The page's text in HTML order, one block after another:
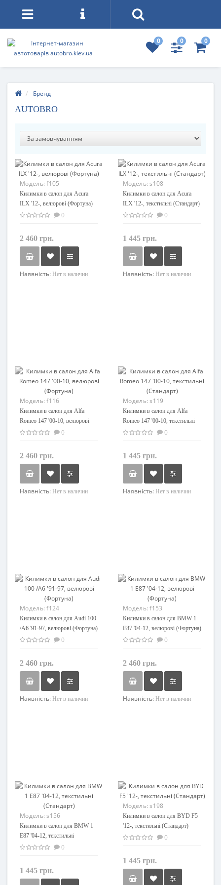
0 0 0
Бренд
AUTOBRO
Модель:f105
Килимки в салон для Acura
ILX '12-, велюрові (Фортуна)
0
2 460 грн.
Наявність: Нет в наличии
Модель:s108
Килимки в салон для Acura
ILX '12-, текстильні (Стандарт)
0
1 445 грн.
Наявність: Нет в наличии
Модель:f116
Килимки в салон для Alfa
Romeo 147 '00-10, велюрові
(Фортуна)
0
2 460 грн.
Наявність: Нет в наличии
Модель:s119
Килимки в салон для Alfa
Romeo 147 '00-10, текстильні
(Стандарт)
0
1 445 грн.
Наявність: Нет в наличии
Модель:f124
Килимки в салон для Audi 100
/A6 '91-97, велюрові (Фортуна)
0
2 460 грн.
Наявність: Нет в наличии
Модель:f153
Килимки в салон для BMW 1
E87 '04-12, велюрові (Фортуна)
0
2 460 грн.
Наявність: Нет в наличии
Модель:s156
Килимки в салон для BMW 1
E87 '04-12, текстильні
(Стандарт)
0
1 445 грн.
Модель:s198
Килимки в салон для BYD F5
'12-, текстильні (Стандарт)
0
1 445 грн.